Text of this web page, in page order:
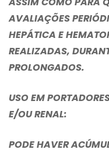
AVALIAÇÕES
HEPÁTICA E
REALIZADAS,
PROLONGADOS.
USO EM
E/OU RENAL:
PODE HAVER